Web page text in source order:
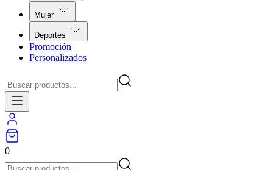
Mujer
Deportes
Promoción
Personalizados
0